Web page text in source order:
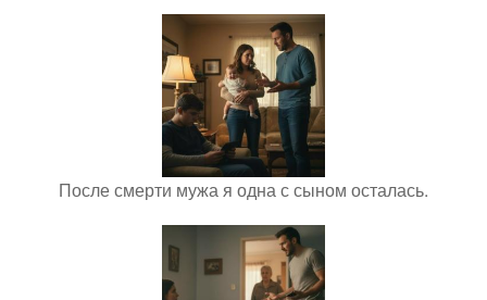
После смерти мужа я одна с сыном осталась.